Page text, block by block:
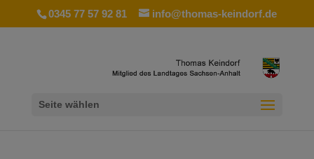
0345 77 57 92 81 info@thomas-keindorf.de
Seite wählen